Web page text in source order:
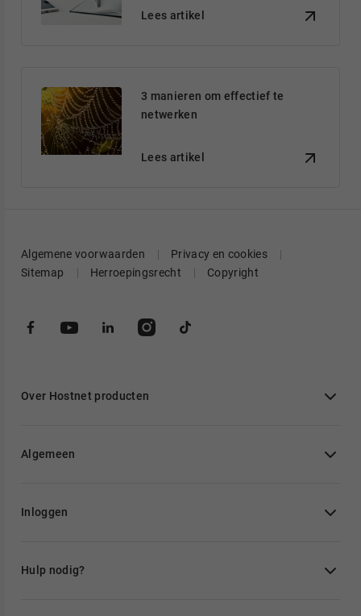
Lees artikel
3 manieren om effectief te
netwerken
Lees artikel
Algemene voorwaarden
Privacy en cookies
Sitemap
Herroepingsrecht Copyright
Over Hostnet producten
Algemeen
Inloggen
Hulp nodig?